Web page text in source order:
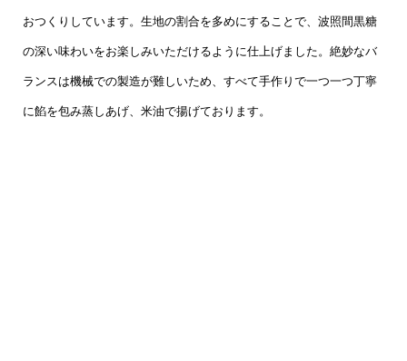
おつくりしています。生地の割合を多めにすることで、波照間黒糖
の深い味わいをお楽しみいただけるように仕上げました。絶妙なバ
ランスは機械での製造が難しいため、すべて手作りで一つ一つ丁寧
に餡を包み蒸しあげ、米油で揚げております。